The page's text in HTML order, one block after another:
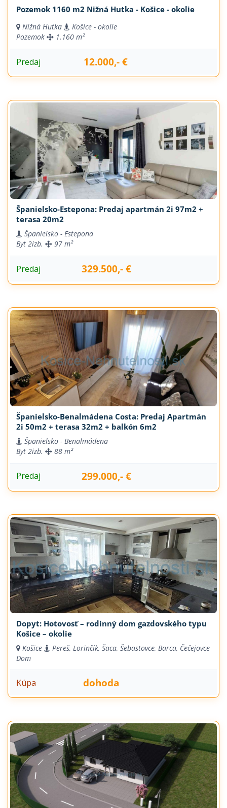
Pozemok 1160 m2 Nižná Hutka - Košice - okolie
Nižná Hutka
Košice - okolie
Pozemok
1.160 m²
Predaj 12.000,- €
Španielsko-Estepona: Predaj apartmán 2i 97m2 +
terasa 20m2
Španielsko - Estepona
Byt 2izb. 97 m²
Predaj 329.500,- €
Španielsko-Benalmádena Costa: Predaj Apartmán
2i 50m2 + terasa 32m2 + balkón 6m2
Španielsko - Benalmádena
Byt 2izb. 88 m²
Predaj 299.000,- €
Dopyt: Hotovosť – rodinný dom gazdovského typu
Košice – okolie
Košice
Pereš, Lorinčík, Šaca, Šebastovce, Barca, Čečejovce
Dom
Kúpa dohoda